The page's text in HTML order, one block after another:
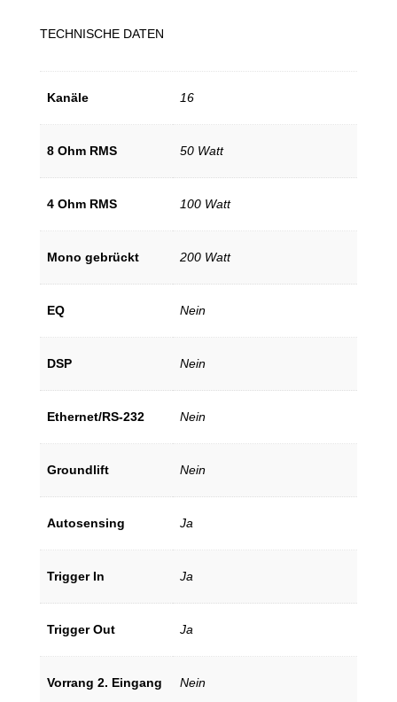
TECHNISCHE DATEN
Kanäle 16
8 Ohm RMS 50 Watt
4 Ohm RMS 100 Watt
Mono gebrückt 200 Watt
EQ Nein
DSP Nein
Ethernet/RS-232 Nein
Groundlift Nein
Autosensing Ja
Trigger In Ja
Trigger Out Ja
Vorrang 2. Eingang Nein